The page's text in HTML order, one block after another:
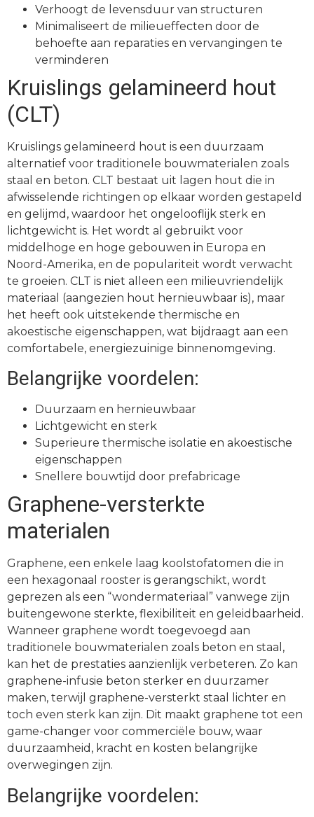
Verhoogt de levensduur van structuren
Minimaliseert de milieueffecten door de
behoefte aan reparaties en vervangingen te
verminderen
Kruislings gelamineerd hout
(CLT)
Kruislings gelamineerd hout is een duurzaam
alternatief voor traditionele bouwmaterialen zoals
staal en beton. CLT bestaat uit lagen hout die in
afwisselende richtingen op elkaar worden gestapeld
en gelijmd, waardoor het ongelooflijk sterk en
lichtgewicht is. Het wordt al gebruikt voor
middelhoge en hoge gebouwen in Europa en
Noord-Amerika, en de populariteit wordt verwacht
te groeien. CLT is niet alleen een milieuvriendelijk
materiaal (aangezien hout hernieuwbaar is), maar
het heeft ook uitstekende thermische en
akoestische eigenschappen, wat bijdraagt aan een
comfortabele, energiezuinige binnenomgeving.
Belangrijke voordelen:
Duurzaam en hernieuwbaar
Lichtgewicht en sterk
Superieure thermische isolatie en akoestische
eigenschappen
Snellere bouwtijd door prefabricage
Graphene-versterkte
materialen
Graphene, een enkele laag koolstofatomen die in
een hexagonaal rooster is gerangschikt, wordt
geprezen als een “wondermateriaal” vanwege zijn
buitengewone sterkte, flexibiliteit en geleidbaarheid.
Wanneer graphene wordt toegevoegd aan
traditionele bouwmaterialen zoals beton en staal,
kan het de prestaties aanzienlijk verbeteren. Zo kan
graphene-infusie beton sterker en duurzamer
maken, terwijl graphene-versterkt staal lichter en
toch even sterk kan zijn. Dit maakt graphene tot een
game-changer voor commerciële bouw, waar
duurzaamheid, kracht en kosten belangrijke
overwegingen zijn.
Belangrijke voordelen: